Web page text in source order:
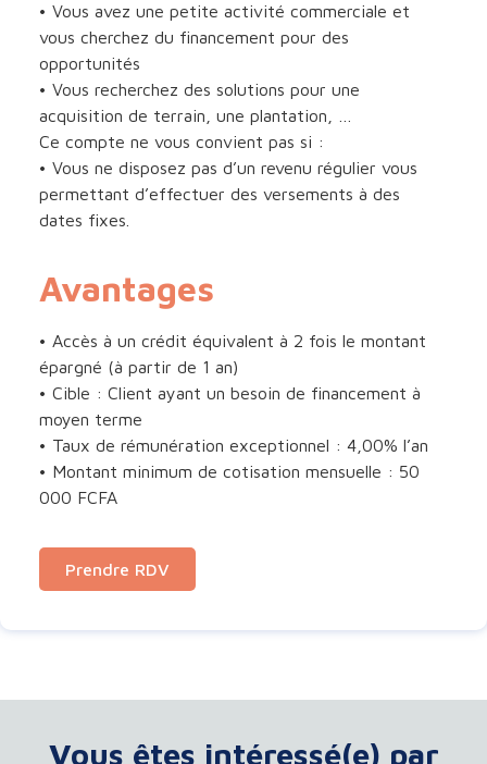
• Vous avez une petite activité commerciale et
vous cherchez du financement pour des
opportunités
• Vous recherchez des solutions pour une
acquisition de terrain, une plantation, …
Ce compte ne vous convient pas si :
• Vous ne disposez pas d’un revenu régulier vous
permettant d’effectuer des versements à des
dates fixes.
Avantages
• Accès à un crédit équivalent à 2 fois le montant
épargné (à partir de 1 an)
• Cible : Client ayant un besoin de financement à
moyen terme
• Taux de rémunération exceptionnel : 4,00% l’an
• Montant minimum de cotisation mensuelle : 50
000 FCFA
Prendre RDV
Vous êtes intéressé(e) par